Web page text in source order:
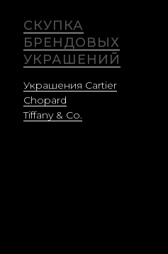
СКУПКА
БРЕНДОВЫХ
УКРАШЕНИЙ
Украшения Cartier
Chopard
Tiffany & Co.